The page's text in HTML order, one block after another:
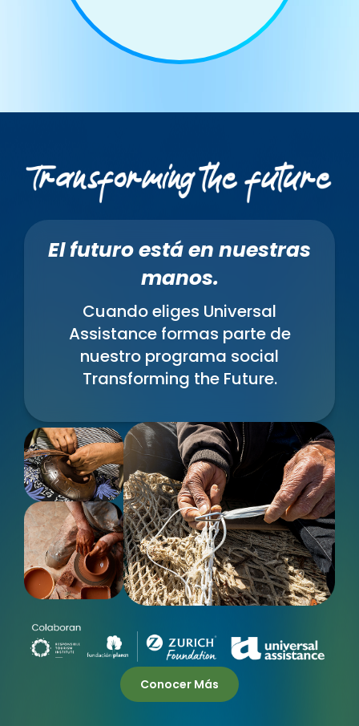
El futuro está en nuestras
manos.
Cuando eliges Universal
Assistance formas parte de
nuestro programa social
Transforming the Future.
Conocer Más